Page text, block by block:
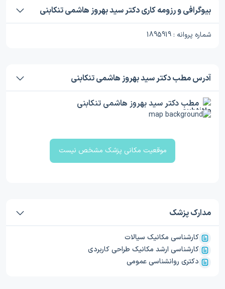
بیوگرافی و رزومه کاری دکتر سید بهروز هاشمی تنکابنی
شماره پروانه : 1895919
آدرس مطب دکتر سید بهروز هاشمی تنکابنی
مطب دکتر سید بهروز هاشمی تنکابنی
موقعیت مکانی پزشک مشخص نیست
مدارک پزشک
کارشناسی مکانیک سیالات
کارشناسی ارشد مکانیک طراحی کاربردی
دکتری روانشناسی عمومی